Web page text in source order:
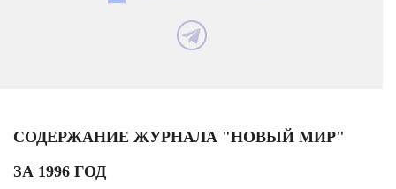
СОДЕРЖАНИЕ ЖУРНАЛА "НОВЫЙ МИР"
ЗА 1996 ГОД